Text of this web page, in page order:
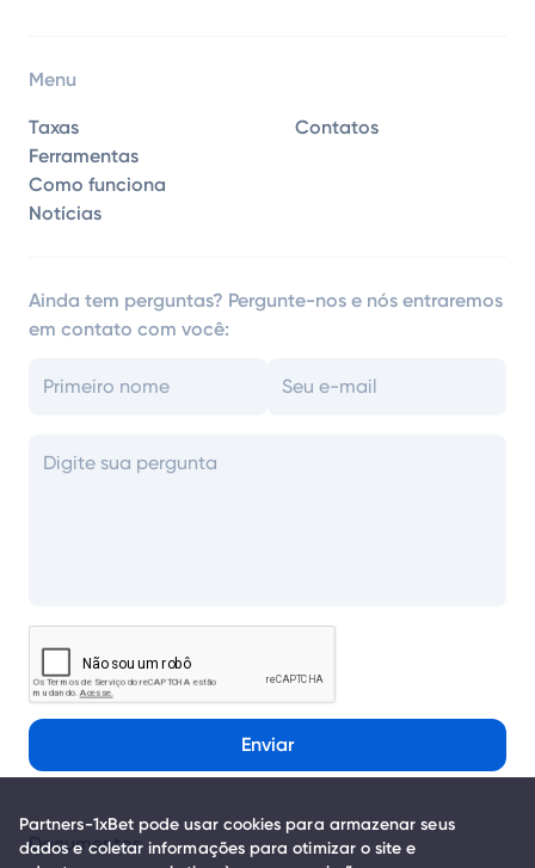
Partners-1xBet pode usar cookies para armazenar seus
dados e coletar informações para otimizar o site e
Menu
Taxas
Ferramentas
Como funciona
Notícias
Contatos
Ainda tem perguntas? Pergunte-nos e nós entraremos
em contato com você:
Enviar
Documentos